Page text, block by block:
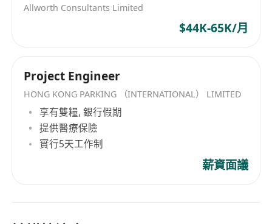
Allworth Consultants Limited
$44K-65K/月
Project Engineer
HONG KONG PARKING （INTERNATIONAL） LIMITED
享有雙糧, 銀行假期
提供醫療保險
實行5天工作制
薪資面議